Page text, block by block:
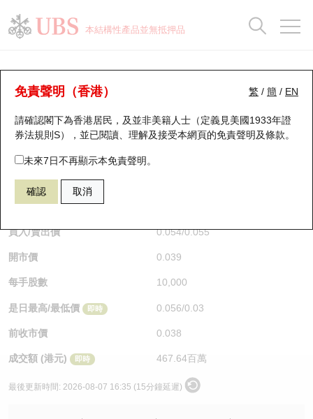
本結構性產品並無抵押品
繁 / 簡 / EN
免責聲明（香港）
請確認閣下為香港居民，及並非美籍人士（定義見美國1933年證
券法規則S），並已閱讀、理解及接受本網頁的免責聲明及條款。
未來7日不再顯示本免責聲明。
確認 取消
牛熊證分析儀
表現 街貨統計 比較
67438 瑞銀牛證 HSI 恒生指數
$0.055 0.017
買入/賣出價 0.054/0.055
開市價 0.039
每手股數 10,000
是日最高/最低價 即時 0.056/0.03
前收市價 0.038
成交額 (港元) 即時 467.64百萬
最後更新時間: 2026-08-07 16:35 (15分鐘延遲)
瑞銀認股證一覽
新發行瑞銀認股證
即將到期認股證
認股證到期結算價查詢
認股證分析儀
認股證速算機
認股證/牛熊證日誌
認股證文件及公告
街貨統計
比較
牛熊全景快搜
牛熊證搜尋
牛熊證街貨分佈圖
正股牛熊證列表
新發行瑞銀牛熊證
已收回牛熊證剩餘價值
牛熊證到期結算價查詢
牛熊證分析儀
街貨統計
比較
十大升幅/跌幅
十大認股證成交分佈
十天股證佔大市成交
資金流
街貨統計
三十大平均引伸波幅
正股分析儀
二十大活躍股份
恒指成份股
國指成份股
科指成份股
相關資產沽空
中資ETFs溢價比較
AH 股價對照
持股比重
顯示所有持股比重
每月輪證大市專題
輪證專欄
講座及教育短片
認股證投資者教育
牛熊證投資者教育
認股證牛熊證常問問題